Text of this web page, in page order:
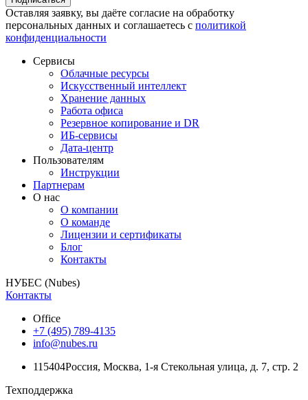
Оставляя заявку, вы даёте согласие на обработку
персональных данных и соглашаетесь с политикой
конфиденциальности
Сервисы
Облачные ресурсы
Искусственный интеллект
Хранение данных
Работа офиса
Резервное копирование и DR
ИБ-сервисы
Дата-центр
Пользователям
Инструкции
Партнерам
О нас
О компании
О команде
Лицензии и сертификаты
Блог
Контакты
НУБЕС (Nubes)
Контакты
Office
+7 (495) 789-4135
info@nubes.ru
115404Россия, Москва, 1-я Стекольная улица, д. 7, стр. 2
Техподдержка